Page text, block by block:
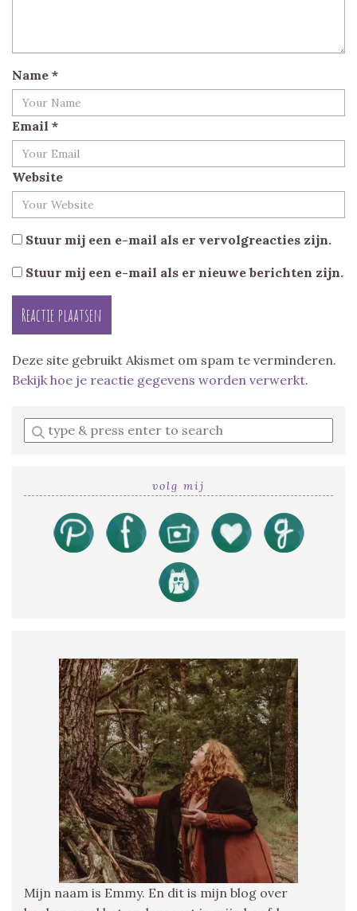
Name *
Email *
Website
Stuur mij een e-mail als er vervolgreacties zijn.
Stuur mij een e-mail als er nieuwe berichten zijn.
Deze site gebruikt Akismet om spam te verminderen.
Bekijk hoe je reactie gegevens worden verwerkt.
Enter
a
volg mij
Mijn naam is Emmy. En dit is mijn blog over